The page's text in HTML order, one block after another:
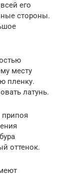
его
стороны.
месту
пленку.
латунь.
оттенок.